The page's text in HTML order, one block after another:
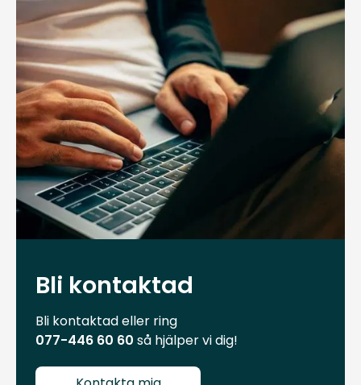
Bli kontaktad
Bli kontaktad eller ring
077-446 60 60 så hjälper vi dig!